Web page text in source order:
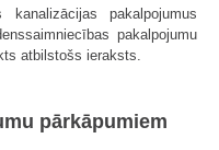
pakalpojumus
pakalpojumu
atbilstošs ieraksts.
pārkāpumiem